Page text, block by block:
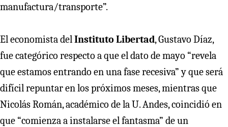
manufactura/transporte”.
El economista delInstituto Libertad, Gustavo Díaz,
fue categórico respecto a que el dato de mayo “revela
que estamos entrando en una fase recesiva” y que será
difícil repuntar en los próximos meses, mientras que
Nicolás Román, académico de la U. Andes, coincidió en
que “comienza a instalarse el fantasma” de un